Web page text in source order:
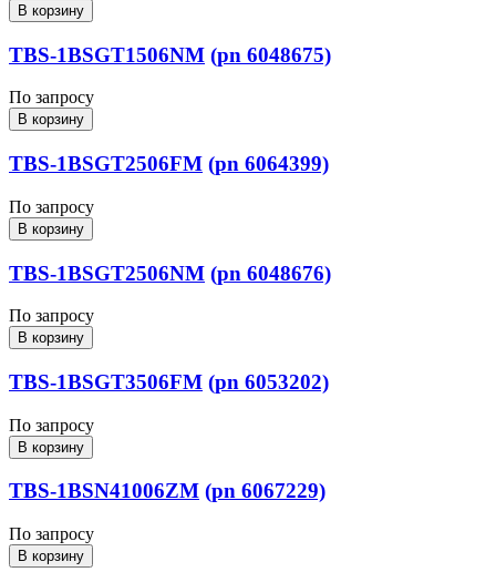
В корзину
TBS-1BSGT1506NM (pn 6048675)
По запросу
В корзину
TBS-1BSGT2506FM (pn 6064399)
По запросу
В корзину
TBS-1BSGT2506NM (pn 6048676)
По запросу
В корзину
TBS-1BSGT3506FM (pn 6053202)
По запросу
В корзину
TBS-1BSN41006ZM (pn 6067229)
По запросу
В корзину